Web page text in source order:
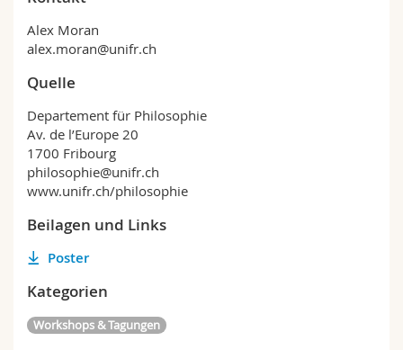
Alex Moran
alex.moran@unifr.ch
Quelle
Departement für Philosophie
Av. de l’Europe 20
1700 Fribourg
philosophie@unifr.ch
www.unifr.ch/philosophie
Beilagen und Links
Poster
Kategorien
Workshops & Tagungen